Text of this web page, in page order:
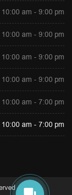
10:00 am - 9:00 pm
10:00 am - 9:00 pm
10:00 am - 9:00 pm
10:00 am - 9:00 pm
10:00 am - 7:00 pm
10:00 am - 7:00 pm